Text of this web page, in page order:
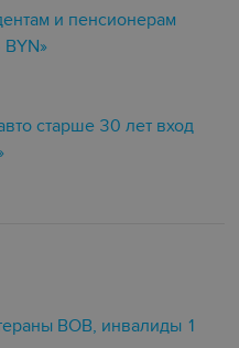
и пенсионерам
старше 30 лет вход
ВОВ, инвалиды 1